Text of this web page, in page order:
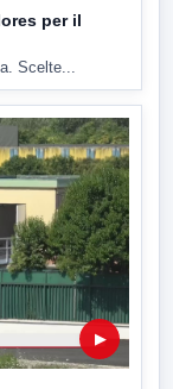
per il
Scelte...
▶